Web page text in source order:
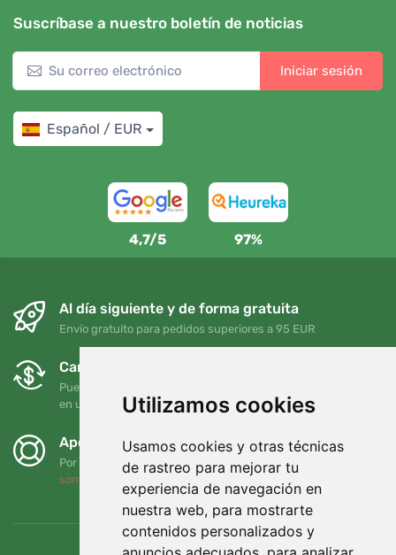
Utilizamos cookies
Usamos cookies y otras técnicas
de rastreo para mejorar tu
experiencia de navegación en
nuestra web, para mostrarte
contenidos personalizados y
Suscríbase a nuestro boletín de noticias
Iniciar sesión
Español / EUR
4,7/5 97%
Al día siguiente y de forma gratuita
Envío gratuito para pedidos superiores a 95 EUR
Cambios y devoluciones gratuitos
Puede devolver o cambiar su pedido en cualquier momento
en un plazo de 90 días
Apoyamos a Trees.org
Por cada pedido plantamos un árbol. Leer más
somos